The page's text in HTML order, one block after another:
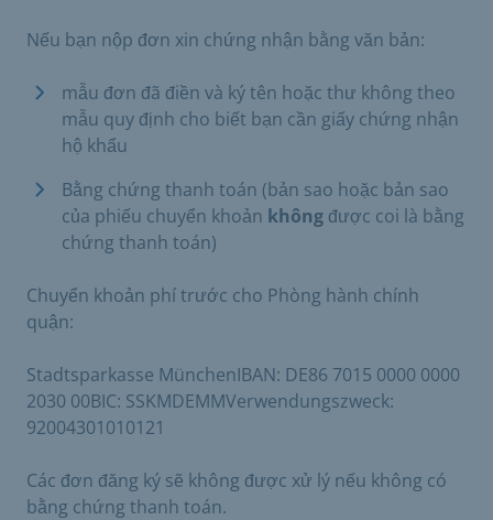
Nếu bạn nộp đơn xin chứng nhận bằng văn bản:
mẫu đơn đã điền và ký tên hoặc thư không theo
mẫu quy định cho biết bạn cần giấy chứng nhận
hộ khẩu
Bằng chứng thanh toán (bản sao hoặc bản sao
của phiếu chuyển khoản không được coi là bằng
chứng thanh toán)
Chuyển khoản phí trước cho Phòng hành chính
quận:
Stadtsparkasse MünchenIBAN: DE86 7015 0000 0000
2030 00BIC: SSKMDEMMVerwendungszweck:
92004301010121
Các đơn đăng ký sẽ không được xử lý nếu không có
bằng chứng thanh toán.